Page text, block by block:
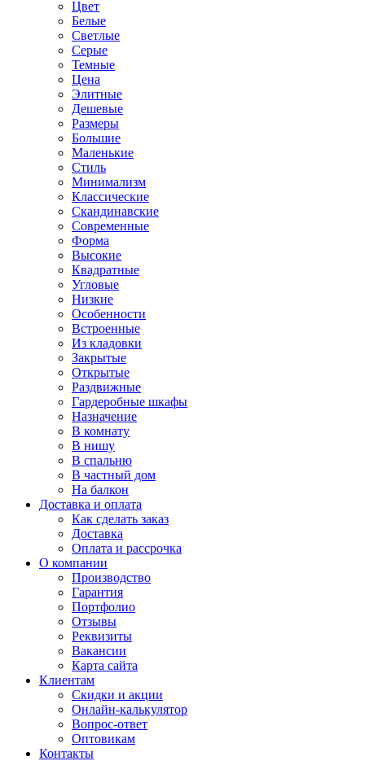
Цвет
Белые
Светлые
Серые
Темные
Цена
Элитные
Дешевые
Размеры
Большие
Маленькие
Стиль
Минимализм
Классические
Скандинавские
Современные
Форма
Высокие
Квадратные
Угловые
Низкие
Особенности
Встроенные
Из кладовки
Закрытые
Открытые
Раздвижные
Гардеробные шкафы
Назначение
В комнату
В нишу
В спальню
В частный дом
На балкон
Доставка и оплата
Как сделать заказ
Доставка
Оплата и рассрочка
О компании
Производство
Гарантия
Портфолио
Отзывы
Реквизиты
Вакансии
Карта сайта
Клиентам
Скидки и акции
Онлайн-калькулятор
Вопрос-ответ
Оптовикам
Контакты